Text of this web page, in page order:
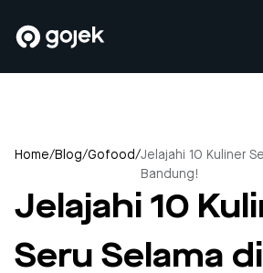
Home/Blog/Gofood/Jelajahi 10 Kuliner
Bandung!
Jelajahi 10
Seru Selama di